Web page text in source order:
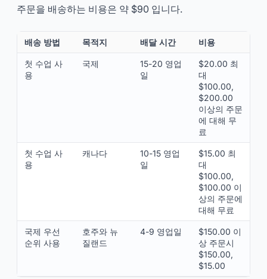
주문을 배송하는 비용은 약 $90 입니다.
배송 방법 목적지 배달 시간 비용
첫 수업 사
용
국제
15-20 영업
일
$20.00 최
대
$100.00,
$200.00
이상의 주문
에 대해 무
료
첫 수업 사
용
캐나다
10-15 영업
일
$15.00 최
대
$100.00,
$100.00 이
상의 주문에
대해 무료
국제 우선
순위 사용
호주와 뉴
질랜드
4-9 영업일
$150.00 이
상 주문시
$150.00,
$15.00